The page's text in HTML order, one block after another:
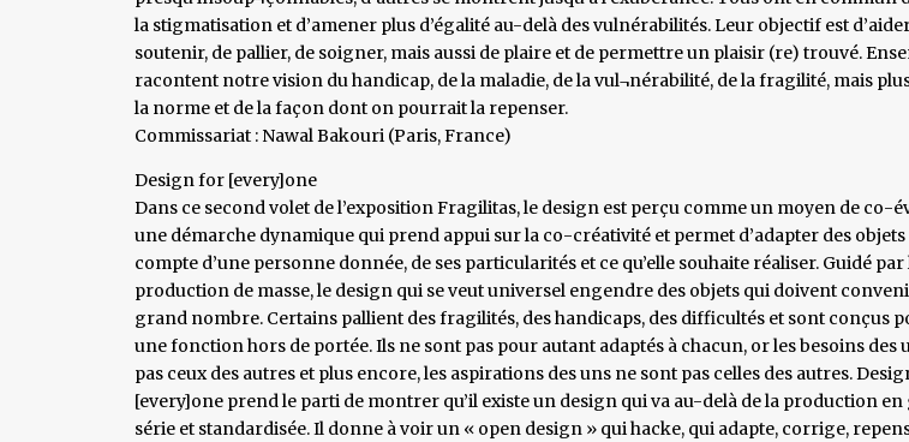
la stigmatisation et d’amener plus d’égalité au-delà des vulnérabilités. Leur objectif est
soutenir, de pallier, de soigner, mais aussi de plaire et de permettre un plaisir (re) trouvé.
racontent notre vision du handicap, de la maladie, de la vul¬nérabilité, de la fragilité, mais
la norme et de la façon dont on pourrait la repenser.
Commissariat : Nawal Bakouri (Paris, France)
Design for [every]one
Dans ce second volet de l’exposition Fragilitas, le design est perçu comme un moyen de co-
une démarche dynamique qui prend appui sur la co-créativité et permet d’adapter des
compte d’une personne donnée, de ses particularités et ce qu’elle souhaite réaliser. Guidé par
production de masse, le design qui se veut universel engendre des objets qui doivent
grand nombre. Certains pallient des fragilités, des handicaps, des difficultés et sont conçus
une fonction hors de portée. Ils ne sont pas pour autant adaptés à chacun, or les besoins des
pas ceux des autres et plus encore, les aspirations des uns ne sont pas celles des autres.
[every]one prend le parti de montrer qu’il existe un design qui va au-delà de la production
série et standardisée. Il donne à voir un « open design » qui hacke, qui adapte, corrige,